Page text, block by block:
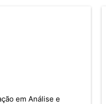
em Análise e